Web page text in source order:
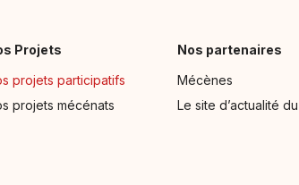
Projets
projets participatifs
projets mécénats
Nos partenaires
Mécènes
Le site d’actualité